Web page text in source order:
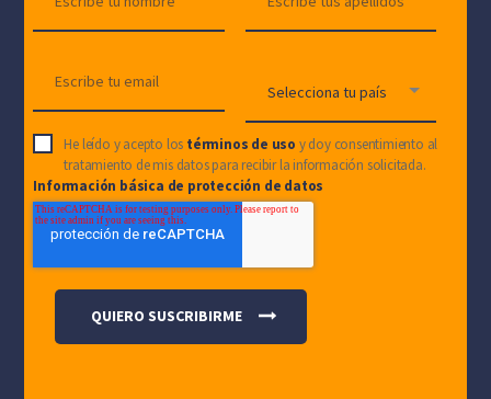
He leído y acepto los términos de uso y doy consentimiento al
tratamiento de mis datos para recibir la información solicitada.
Información básica de protección de datos